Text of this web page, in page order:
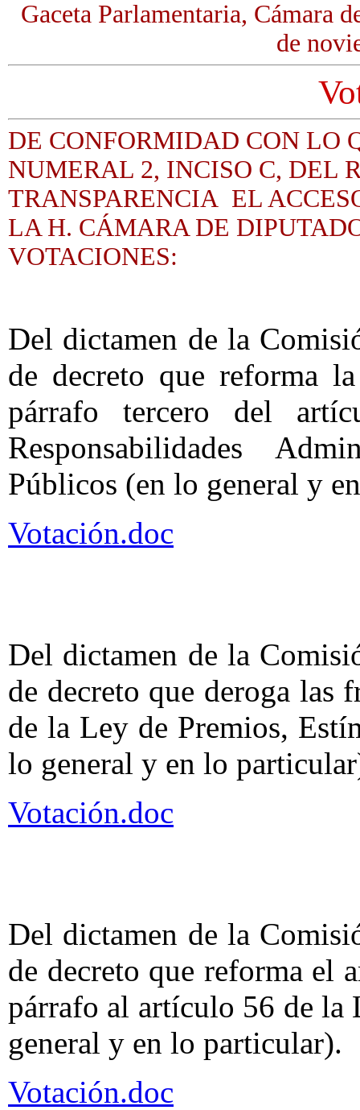
Gaceta Parlamentaria, Cámara
de
DE CONFORMIDAD CON LO
NUMERAL 2, INCISO C, DEL
TRANSPARENCIA EL
LA H. CÁMARA DE
VOTACIONES:
Del dictamen de la
de decreto que reforma
párrafo tercero del
Responsabilidades
Públicos (en lo general y
Votación.doc
Del dictamen de la
de decreto que deroga
de la Ley de Premios,
lo general y en lo
Votación.doc
Del dictamen de la
de decreto que reforma el
párrafo al artículo 56 de la
general y en lo particular).
Votación.doc